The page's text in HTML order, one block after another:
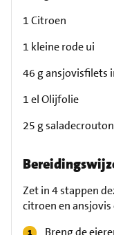
1 Citroen
1 kleine rode ui
46 g ansjovisfilets
1 el Olijfolie
25 g
Zet in 4 stappen
citroen en
Breng de